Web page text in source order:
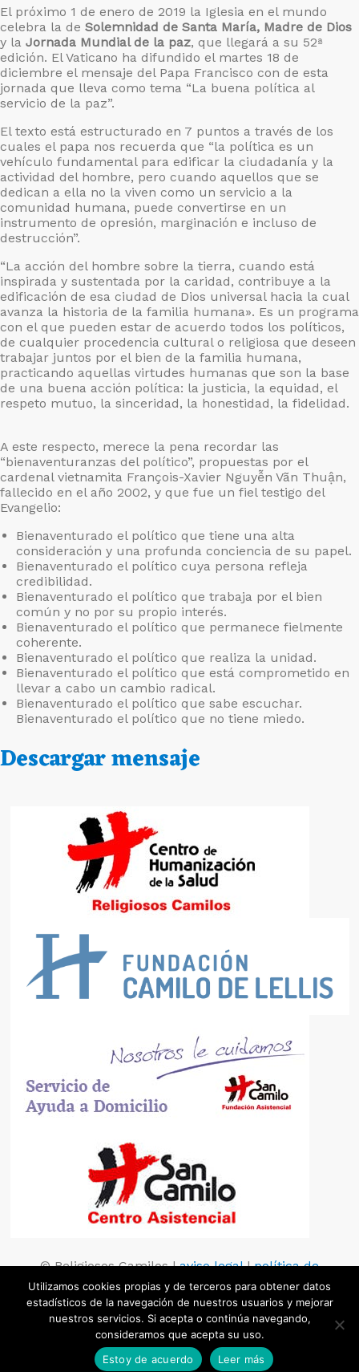
El próximo 1 de enero de 2019 la Iglesia en el mundo
celebra la de Solemnidad de Santa María, Madre de Dios
y la Jornada Mundial de la paz, que llegará a su 52ª
edición. El Vaticano ha difundido el martes 18 de
diciembre el mensaje del Papa Francisco con de esta
jornada que lleva como tema “La buena política al
servicio de la paz”.
El texto está estructurado en 7 puntos a través de los
cuales el papa nos recuerda que “la política es un
vehículo fundamental para edificar la ciudadanía y la
actividad del hombre, pero cuando aquellos que se
dedican a ella no la viven como un servicio a la
comunidad humana, puede convertirse en un
instrumento de opresión, marginación e incluso de
destrucción”.
“La acción del hombre sobre la tierra, cuando está
inspirada y sustentada por la caridad, contribuye a la
edificación de esa ciudad de Dios universal hacia la cual
avanza la historia de la familia humana». Es un programa
con el que pueden estar de acuerdo todos los políticos,
de cualquier procedencia cultural o religiosa que deseen
trabajar juntos por el bien de la familia humana,
practicando aquellas virtudes humanas que son la base
de una buena acción política: la justicia, la equidad, el
respeto mutuo, la sinceridad, la honestidad, la fidelidad.
A este respecto, merece la pena recordar las
“bienaventuranzas del político”, propuestas por el
cardenal vietnamita François-Xavier Nguyễn Vãn Thuận,
fallecido en el año 2002, y que fue un fiel testigo del
Evangelio:
Bienaventurado el político que tiene una alta
consideración y una profunda conciencia de su papel.
Bienaventurado el político cuya persona refleja
credibilidad.
Bienaventurado el político que trabaja por el bien
común y no por su propio interés.
Bienaventurado el político que permanece fielmente
coherente.
Bienaventurado el político que realiza la unidad.
Bienaventurado el político que está comprometido en
llevar a cabo un cambio radical.
Bienaventurado el político que sabe escuchar.
Bienaventurado el político que no tiene miedo.
Descargar mensaje
© Religiosos Camilos |aviso legal|política de
privacidad| política de cookies
Utilizamos cookies propias y de terceros para obtener datos
estadísticos de la navegación de nuestros usuarios y mejorar
nuestros servicios. Si acepta o continúa navegando,
consideramos que acepta su uso.
Estoy de acuerdo
Leer más